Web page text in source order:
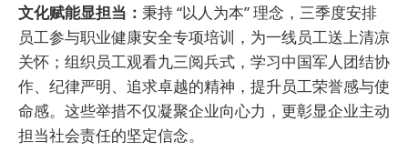
文化赋能显担当： 秉持 “以人为本” 理念，三季度安排
员工参与职业健康安全专项培训，为一线员工送上清凉
关怀；组织员工观看九三阅兵式，学习中国军人团结协
作、纪律严明、追求卓越的精神，提升员工荣誉感与使
命感。这些举措不仅凝聚企业向心力，更彰显企业主动
担当社会责任的坚定信念。